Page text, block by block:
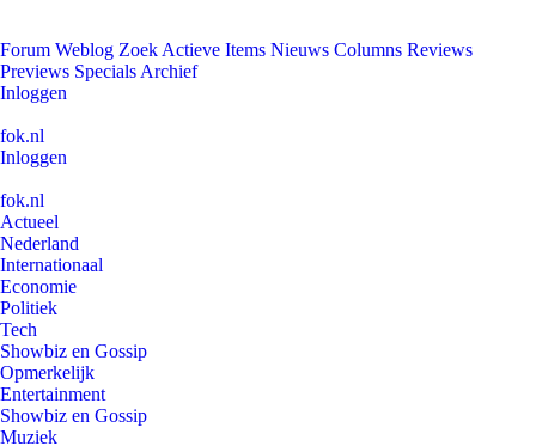
Forum Weblog Zoek Actieve Items Nieuws Columns Reviews
Previews Specials Archief
Inloggen
fok.nl
Inloggen
fok.nl
Actueel
Nederland
Internationaal
Economie
Politiek
Tech
Showbiz en Gossip
Opmerkelijk
Entertainment
Showbiz en Gossip
Muziek